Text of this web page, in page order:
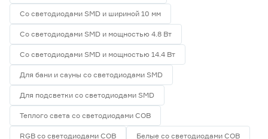
Со светодиодами SMD и шириной 10 мм
Со светодиодами SMD и мощностью 4.8 Вт
Со светодиодами SMD и мощностью 14.4 Вт
Для бани и сауны со светодиодами SMD
Для подсветки со светодиодами SMD
Теплого света со светодиодами СОВ
RGB со светодиодами СОВ Белые со светодиодами СОВ